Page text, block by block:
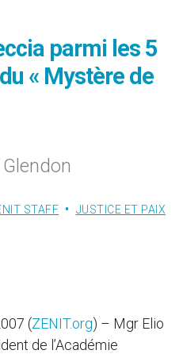
parmi les 5
« Mystère de
STAFF JUSTICE ET PAIX
(ZENIT.org) – Mgr Elio
de l’Académie